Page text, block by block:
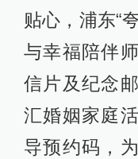
贴心，浦东“
与幸福陪伴
信片及纪念
汇婚姻家庭
导预约码，